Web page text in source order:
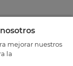
mejorar nuestros
la